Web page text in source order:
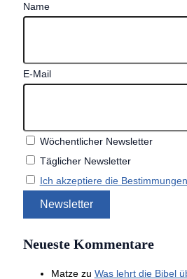
Name
E-Mail
Wöchentlicher Newsletter
Täglicher Newsletter
Ich akzeptiere die
Neueste Kommentare
Matzezu Was lehrt die Bibel